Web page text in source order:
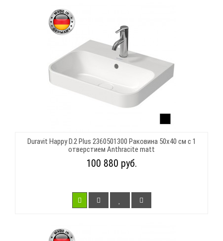
Duravit Happy D.2 Plus 2360501300 Раковина 50х40 см с 1
отверстием Anthracite matt
100 880 руб.